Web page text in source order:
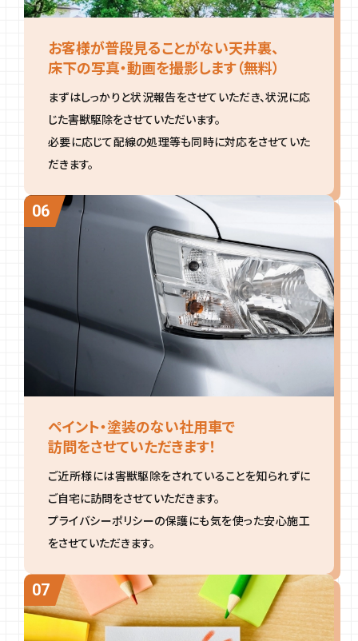
お客様が普段見ることがない天井裏、
床下の写真・動画を撮影します（無料）
まずはしっかりと状況報告をさせていただき、状況に応
じた害獣駆除をさせていただいます。
必要に応じて配線の処理等も同時に対応をさせていた
だきます。
ペイント・塗装のない社用車で
訪問をさせていただきます！
ご近所様には害獣駆除をされていることを知られずに
ご自宅に訪問をさせていただきます。
プライバシーポリシーの保護にも気を使った安心施工
をさせていただきます。